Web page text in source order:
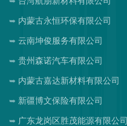
内蒙古永恒环保有限公司
云南坤俊服务有限公司
贵州森诺汽车有限公司
内蒙古嘉达新材料有限公司
新疆博文保险有限公司
广东龙岗区胜茂能源有限公司